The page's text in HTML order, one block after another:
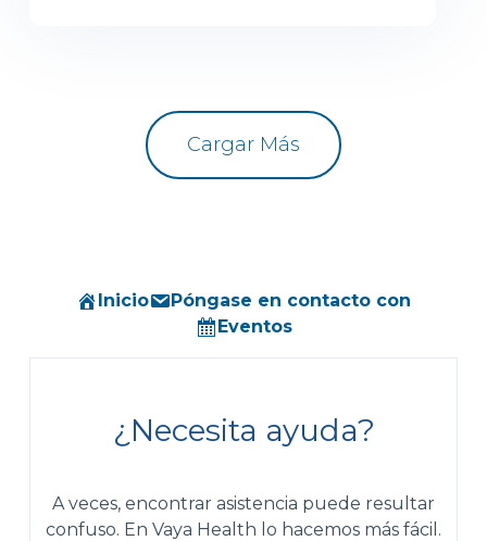
Cargar Más
Inicio
Póngase en contacto con
Eventos
¿Necesita ayuda?
A veces, encontrar asistencia puede resultar
confuso. En Vaya Health lo hacemos más fácil.